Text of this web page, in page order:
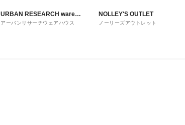
URBAN RESEARCH ware
house
アーバンリサーチウェアハウス
NOLLEY'S OUTLET
ノーリーズアウトレット